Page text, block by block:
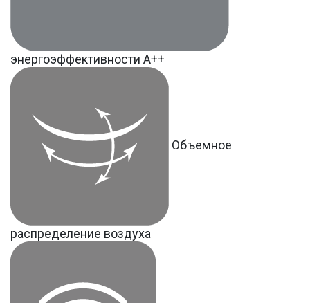
энергоэффективности А++
Объемное
распределение воздуха